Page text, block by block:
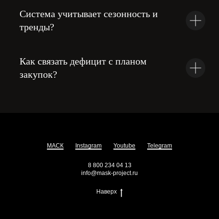
Система учитывает сезонность и
тренды?
Как связать дефицит с планом
закупок?
МАСК Instagram Youtube Telegram
8 800 234 04 13
info@mask-project.ru
Наверх